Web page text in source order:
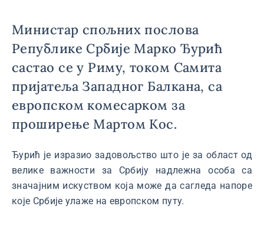
Министар спољних послова
Републике Србије Марко Ђурић
састао се у Риму, током Самита
пријатеља Западног Балкана, са
европском комесарком за
проширење Мартом Кос.
Ђурић је изразио задовољство што је за област од
велике важности за Србију надлежна особа са
значајним искуством која може да сагледа напоре
које Србије улаже на европском путу.